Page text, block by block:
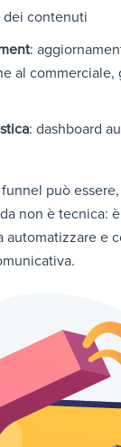
dei contenuti
:
al commerciale,
: dashboard
può
non è tecnica:
automatizzare e